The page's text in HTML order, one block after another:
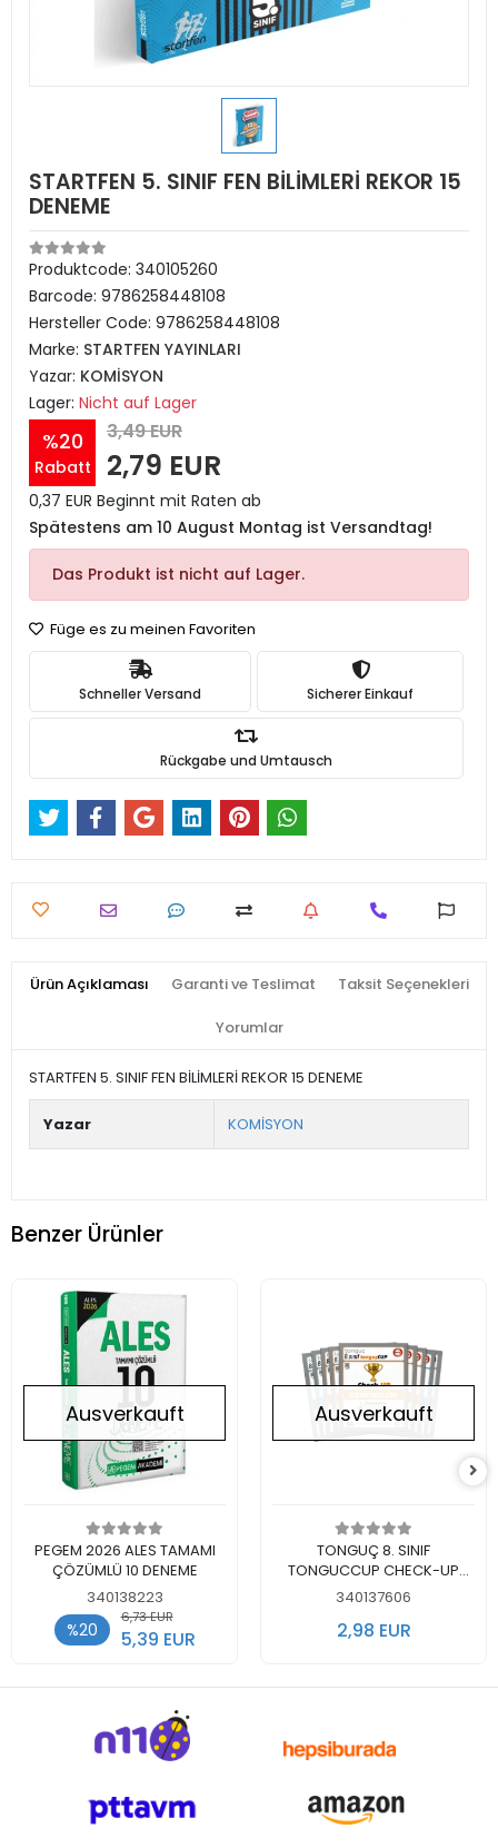
STARTFEN 5. SINIF FEN BİLİMLERİ REKOR 15
DENEME
Produktcode: 340105260
Barcode: 9786258448108
Hersteller Code: 9786258448108
Marke: STARTFEN YAYINLARI
Yazar: KOMİSYON
Lager: Nicht auf Lager
%20
Rabatt
3,49 EUR
2,79 EUR
0,37 EUR Beginnt mit Raten ab
Spätestens am 10 August Montag ist Versandtag!
Das Produkt ist nicht auf Lager.
Füge es zu meinen Favoriten
Schneller Versand Sicherer Einkauf
Rückgabe und Umtausch
Ürün Açıklaması Garanti ve Teslimat Taksit Seçenekleri
Yorumlar
STARTFEN 5. SINIF FEN BİLİMLERİ REKOR 15 DENEME
Yazar KOMİSYON
Benzer Ürünler
Nicht auf Lager
Ausverkauft
PEGEM 2026 ALES TAMAMI
ÇÖZÜMLÜ 10 DENEME
340138223
%20
6,73 EUR
5,39 EUR
Nicht auf Lager
Ausverkauft
TONGUÇ 8. SINIF
TONGUCCUP CHECK-UP
DENEMELERİ
340137606
2,98 EUR